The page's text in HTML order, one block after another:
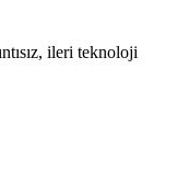
ileri teknoloji